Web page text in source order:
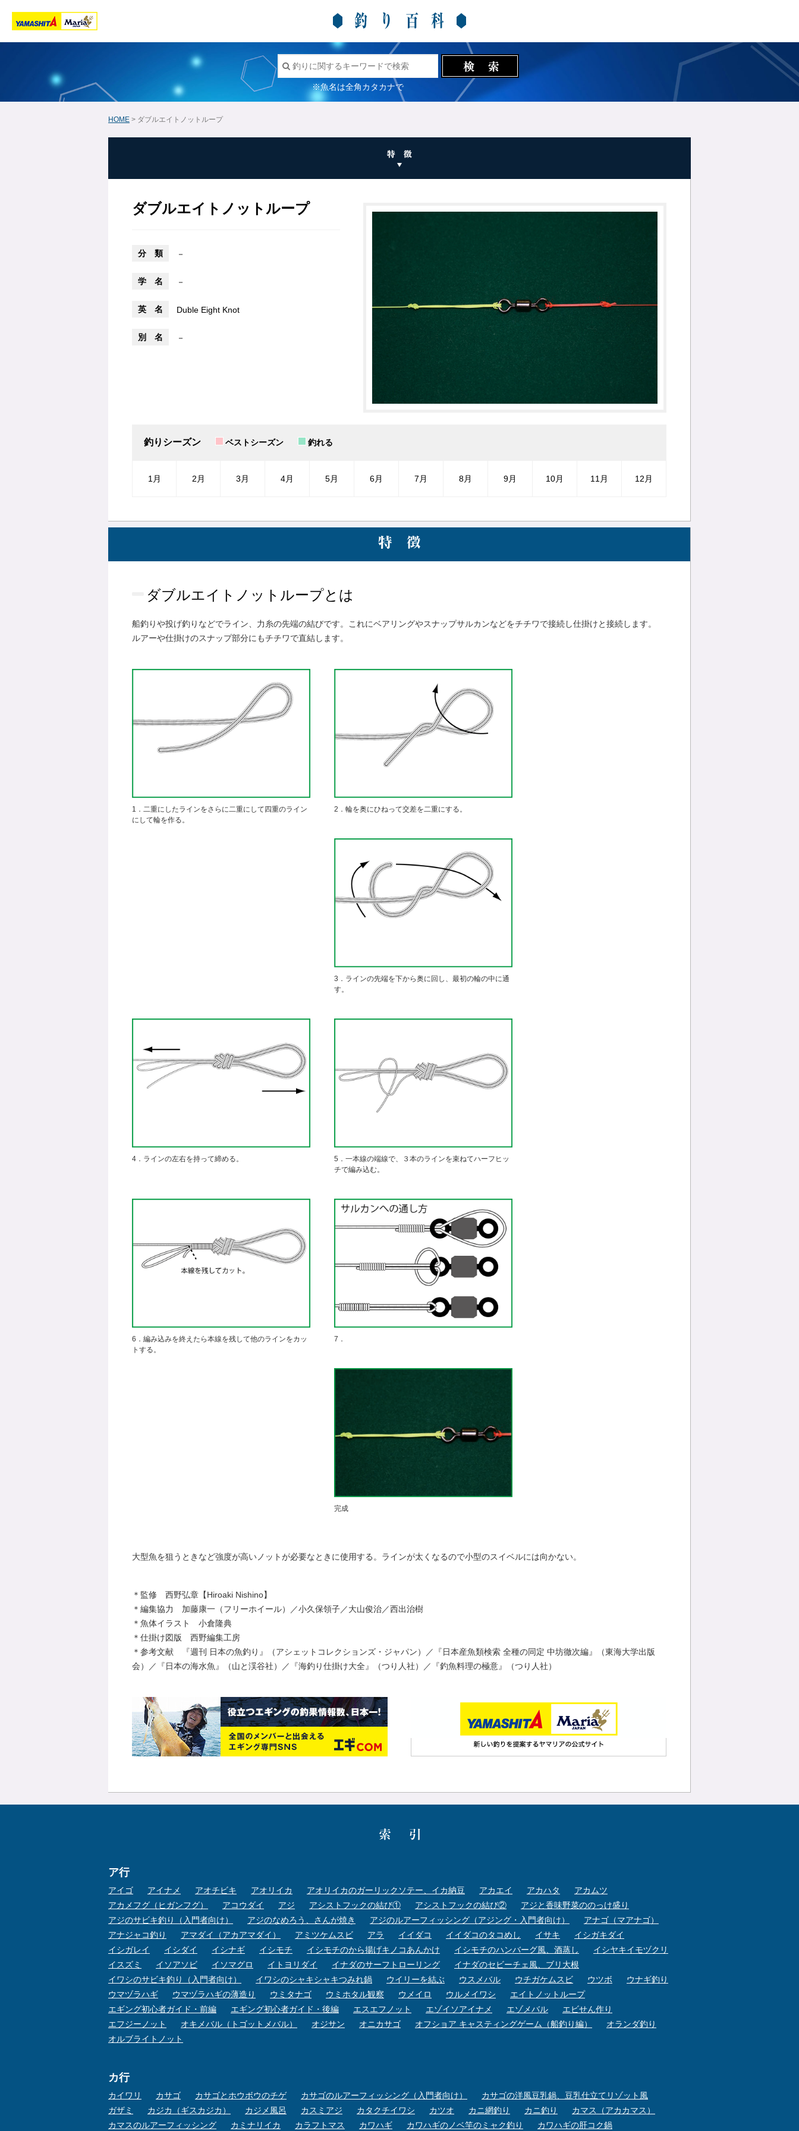
※魚名は全角カタカナで
HOME > ダブルエイトノットループ
ダブルエイトノットループ
分 類 －
学 名 －
英 名 Duble Eight Knot
別 名 －
釣りシーズン ベストシーズン 釣れる
1月 2月 3月 4月 5月 6月 7月 8月 9月 10月 11月 12月
ダブルエイトノットループとは
船釣りや投げ釣りなどでライン、力糸の先端の結びです。これにベアリングやスナップサルカンなどをチチワで接続し仕掛けと接続します。
ルアーや仕掛けのスナップ部分にもチチワで直結します。
1．二重にしたラインをさらに二重にして四重のライン
にして輪を作る。
2．輪を奥にひねって交差を二重にする。
3．ラインの先端を下から奥に回し、最初の輪の中に通
す。
4．ラインの左右を持って締める。
5．一本線の端線で、３本のラインを束ねてハーフヒッ
チで編み込む。
6．編み込みを終えたら本線を残して他のラインをカッ
トする。
7．
完成
大型魚を狙うときなど強度が高いノットが必要なときに使用する。ラインが太くなるので小型のスイベルには向かない。
＊監修 西野弘章【Hiroaki Nishino】
＊編集協力 加藤康一（フリーホイール）／小久保領子／大山俊治／西出治樹
＊魚体イラスト 小倉隆典
＊仕掛け図版 西野編集工房
＊参考文献 『週刊 日本の魚釣り』（アシェットコレクションズ・ジャパン）／『日本産魚類検索 全種の同定 中坊徹次編』（東海大学出版
会）／『日本の海水魚』（山と渓谷社）／『海釣り仕掛け大全』（つり人社）／『釣魚料理の極意』（つり人社）
ア行
アイゴ アイナメ アオチビキ アオリイカ アオリイカのガーリックソテー、イカ納豆 アカエイ アカハタ
アカムツ
アカメフグ（ヒガンフグ）
アコウダイ アジ アシストフックの結び① アシストフックの結び②
アジと香味野菜ののっけ盛り
アジのサビキ釣り（入門者向け）
アジのなめろう、さんが焼き アジのルアーフィッシング（アジング・入門者向け）
アナゴ（マアナゴ）
アナジャコ釣り
アマダイ（アカアマダイ） アミツケムスビ アラ イイダコ イイダコのタコめし イサキ
イシガキダイ
イシガレイ
イシダイ イシナギ イシモチ イシモチのから揚げキノコあんかけ イシモチのハンバーグ風、酒蒸し
イシヤキイモヅクリ
イスズミ
イソアソビ イソマグロ イトヨリダイ イナダのサーフトローリング
イナダのセビーチェ風、ブリ大根
イワシのサビキ釣り（入門者向け）
イワシのシャキシャキつみれ鍋 ウイリーを結ぶ ウスメバル ウチガケムスビ ウツボ
ウナギ釣り
ウマヅラハギ
ウマヅラハギの薄造り ウミタナゴ ウミホタル観察 ウメイロ ウルメイワシ
エイトノットループ
エギング初心者ガイド・前編
エギング初心者ガイド・後編 エスエフノット エゾイソアイナメ エゾメバル
エビせん作り
エフジーノット
オキメバル（トゴットメバル） オジサン オニカサゴ オフショア キャスティングゲーム（船釣り編）
オランダ釣り
オルブライトノット
カ行
カイワリ カサゴ カサゴとホウボウのチゲ カサゴのルアーフィッシング（入門者向け）
カサゴの洋風豆乳鍋、豆乳仕立てリゾット風
ガザミ
カジカ（ギスカジカ） カジメ風呂 カスミアジ カタクチイワシ カツオ カニ網釣り カニ釣り
カマス（アカカマス）
カマスのルアーフィッシング
カミナリイカ カラフトマス カワハギ カワハギのノベ竿のミャク釣り カワハギの肝コク鍋